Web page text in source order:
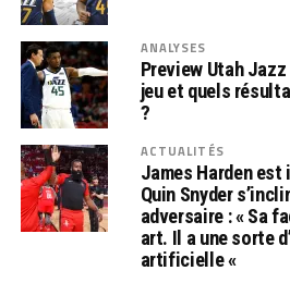
ANALYSES
Preview Utah
jeu et quels
?
ACTUALITÉS
James Harden est
Quin Snyder
adversaire : « Sa
art. Il a une sorte
artificielle «